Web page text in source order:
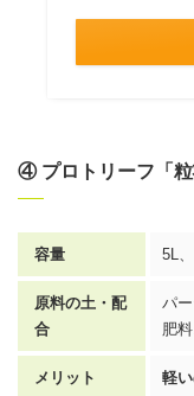
④ プロトリーフ「粒
容量 5L
原料の土・配
合
パ
肥
メリット 軽